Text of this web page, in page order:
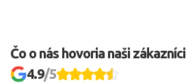
Čo o nás hovoria naši zákazníci
4.9/5